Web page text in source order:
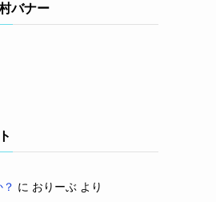
バナー
に おりーぶ より